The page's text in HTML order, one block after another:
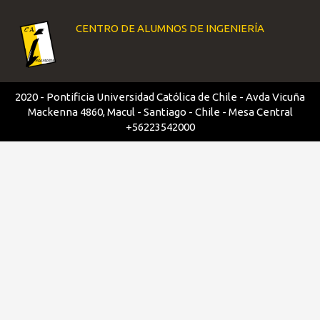
CENTRO DE ALUMNOS DE INGENIERÍA
2020 - Pontificia Universidad Católica de Chile - Avda Vicuña
Mackenna 4860, Macul - Santiago - Chile - Mesa Central
+56223542000